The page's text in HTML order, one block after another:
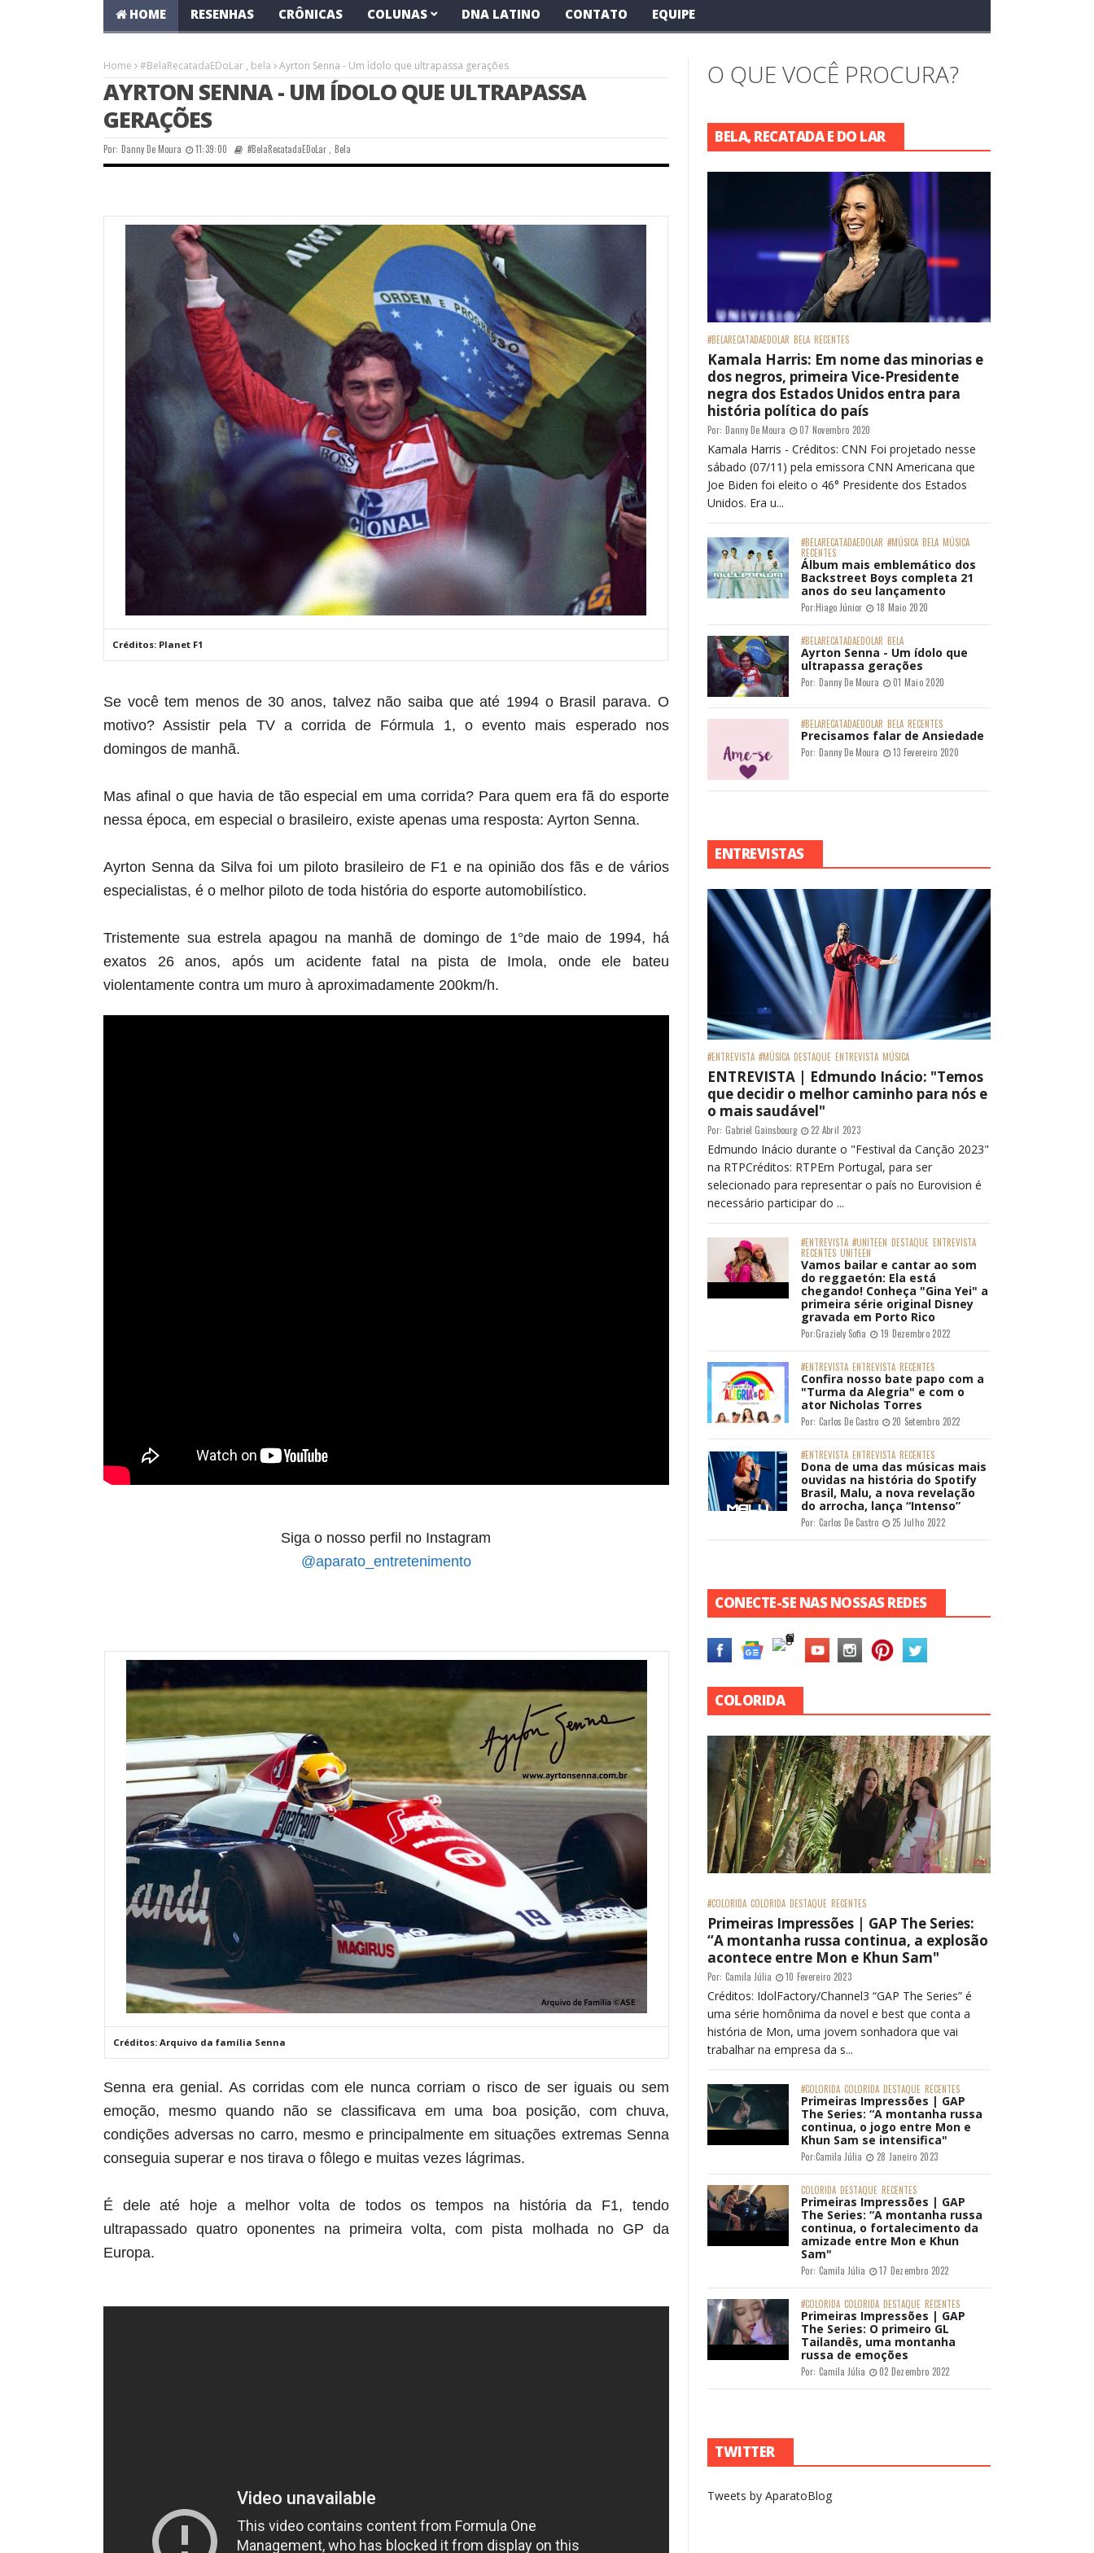
HOME RESENHAS CRÔNICAS COLUNAS DNA LATINO CONTATO EQUIPE
Home #BelaRecatadaEDoLar , bela Ayrton Senna - Um ídolo que ultrapassa gerações
AYRTON SENNA - UM ÍDOLO QUE ULTRAPASSA
GERAÇÕES
Por: Danny De Moura 11:39:00 #BelaRecatadaEDoLar ,Bela
Créditos: Planet F1
Se você tem menos de 30 anos, talvez não saiba que até 1994 o Brasil parava. O
motivo? Assistir pela TV a corrida de Fórmula 1, o evento mais esperado nos
domingos de manhã.
Mas afinal o que havia de tão especial em uma corrida? Para quem era fã do esporte
nessa época, em especial o brasileiro, existe apenas uma resposta: Ayrton Senna.
Ayrton Senna da Silva foi um piloto brasileiro de F1 e na opinião dos fãs e de vários
especialistas, é o melhor piloto de toda história do esporte automobilístico.
Tristemente sua estrela apagou na manhã de domingo de 1°de maio de 1994, há
exatos 26 anos, após um acidente fatal na pista de Imola, onde ele bateu
violentamente contra um muro à aproximadamente 200km/h.
Siga o nosso perfil no Instagram
@aparato_entretenimento
Créditos: Arquivo da família Senna
Senna era genial. As corridas com ele nunca corriam o risco de ser iguais ou sem
emoção, mesmo quando não se classificava em uma boa posição, com chuva,
condições adversas no carro, mesmo e principalmente em situações extremas Senna
conseguia superar e nos tirava o fôlego e muitas vezes lágrimas.
É dele até hoje a melhor volta de todos os tempos na história da F1, tendo
ultrapassado quatro oponentes na primeira volta, com pista molhada no GP da
Europa.
O QUE VOCÊ PROCURA?
BELA, RECATADA E DO LAR
#BELARECATADAEDOLAR BELA RECENTES
Kamala Harris: Em nome das minorias e
dos negros, primeira Vice-Presidente
negra dos Estados Unidos entra para
história política do país
Por: Danny De Moura 07 Novembro 2020
Kamala Harris - Créditos: CNN Foi projetado nesse
sábado (07/11) pela emissora CNN Americana que
Joe Biden foi eleito o 46° Presidente dos Estados
Unidos. Era u...
#BELARECATADAEDOLAR #MÚSICA BELA MÚSICA
RECENTES
Álbum mais emblemático dos
Backstreet Boys completa 21
anos do seu lançamento
Por:Hiago Júnior 18 Maio 2020
#BELARECATADAEDOLAR BELA
Ayrton Senna - Um ídolo que
ultrapassa gerações
Por: Danny De Moura 01 Maio 2020
#BELARECATADAEDOLAR BELA RECENTES
Precisamos falar de Ansiedade
Por: Danny De Moura 13 Fevereiro 2020
ENTREVISTAS
#ENTREVISTA #MÚSICA DESTAQUE ENTREVISTA MÚSICA
ENTREVISTA | Edmundo Inácio: "Temos
que decidir o melhor caminho para nós e
o mais saudável"
Por: Gabriel Gainsbourg 22 Abril 2023
Edmundo Inácio durante o "Festival da Canção 2023"
na RTPCréditos: RTPEm Portugal, para ser
selecionado para representar o país no Eurovision é
necessário participar do ...
#ENTREVISTA #UNITEEN DESTAQUE ENTREVISTA
RECENTES UNITEEN
Vamos bailar e cantar ao som
do reggaetón: Ela está
chegando! Conheça "Gina Yei" a
primeira série original Disney
gravada em Porto Rico
Por:Graziely Sofia 19 Dezembro 2022
#ENTREVISTA ENTREVISTA RECENTES
Confira nosso bate papo com a
"Turma da Alegria" e com o
ator Nicholas Torres
Por: Carlos De Castro 20 Setembro 2022
#ENTREVISTA ENTREVISTA RECENTES
Dona de uma das músicas mais
ouvidas na história do Spotify
Brasil, Malu, a nova revelação
do arrocha, lança “Intenso”
Por: Carlos De Castro 25 Julho 2022
CONECTE-SE NAS NOSSAS REDES
COLORIDA
#COLORIDA COLORIDA DESTAQUE RECENTES
Primeiras Impressões | GAP The Series:
“A montanha russa continua, a explosão
acontece entre Mon e Khun Sam"
Por: Camila Júlia 10 Fevereiro 2023
Créditos: IdolFactory/Channel3 “GAP The Series” é
uma série homônima da novel e best que conta a
história de Mon, uma jovem sonhadora que vai
trabalhar na empresa da s...
#COLORIDA COLORIDA DESTAQUE RECENTES
Primeiras Impressões | GAP
The Series: “A montanha russa
continua, o jogo entre Mon e
Khun Sam se intensifica"
Por:Camila Júlia 28 Janeiro 2023
COLORIDA DESTAQUE RECENTES
Primeiras Impressões | GAP
The Series: “A montanha russa
continua, o fortalecimento da
amizade entre Mon e Khun
Sam"
Por: Camila Júlia 17 Dezembro 2022
#COLORIDA COLORIDA DESTAQUE RECENTES
Primeiras Impressões | GAP
The Series: O primeiro GL
Tailandês, uma montanha
russa de emoções
Por: Camila Júlia 02 Dezembro 2022
TWITTER
Tweets by AparatoBlog